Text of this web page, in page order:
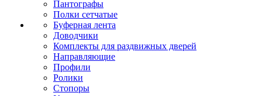
Пантографы
Полки сетчатые
Буферная лента
Доводчики
Комплекты для раздвижных дверей
Направляющие
Профили
Ролики
Стопоры